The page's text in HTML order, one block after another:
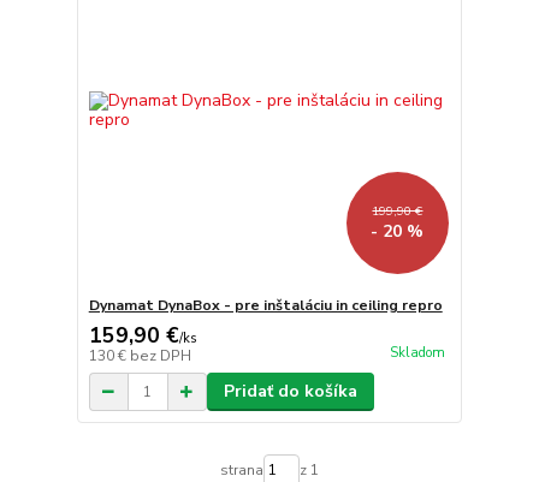
199,90 €
- 20 %
Dynamat DynaBox - pre inštaláciu in ceiling repro
159,90 €/ks
130 € bez DPH Skladom
Pridať do košíka
strana z 1